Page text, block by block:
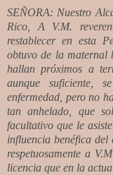
SEÑORA: Nuestro
Rico, A V.M.
restablecer en esta
obtuvo de la maternal
hallan próximos a
aunque suficiente,
enfermedad, pero no
tan anhelado, que
facultativo que le
influencia benéfica
respetuosamente a
licencia que en la